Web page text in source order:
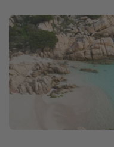
Hotels in Hamburg
Hotels in Amsterdam
Hotels am Achensee
Weitere Themen